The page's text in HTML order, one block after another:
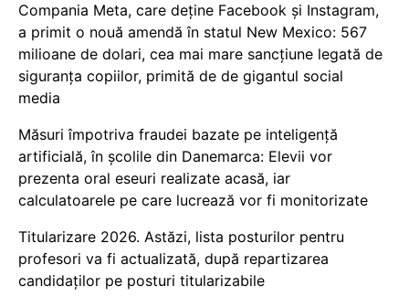
Compania Meta, care deține Facebook și Instagram,
a primit o nouă amendă în statul New Mexico: 567
milioane de dolari, cea mai mare sancțiune legată de
siguranța copiilor, primită de de gigantul social
media
Măsuri împotriva fraudei bazate pe inteligență
artificială, în școlile din Danemarca: Elevii vor
prezenta oral eseuri realizate acasă, iar
calculatoarele pe care lucrează vor fi monitorizate
Titularizare 2026. Astăzi, lista posturilor pentru
profesori va fi actualizată, după repartizarea
candidaților pe posturi titularizabile